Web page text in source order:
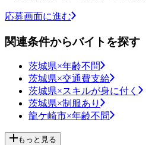
応募画面に進む
関連条件からバイトを探す
茨城県×年齢不問
茨城県×交通費支給
茨城県×スキルが身に付く
茨城県×制服あり
龍ケ崎市×年齢不問
もっと見る